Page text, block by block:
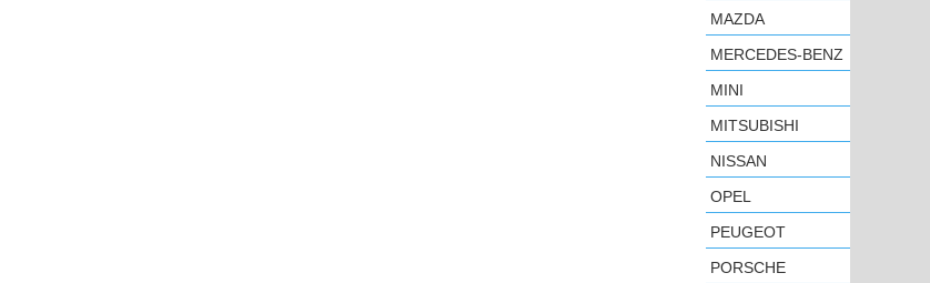
MAZDA
MERCEDES-BENZ
MINI
MITSUBISHI
NISSAN
OPEL
PEUGEOT
PORSCHE